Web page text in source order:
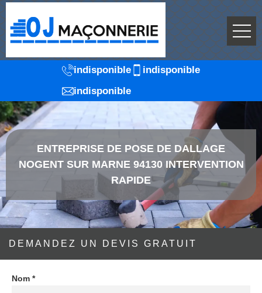
indisponible
indisponible
indisponible
ENTREPRISE DE POSE DE DALLAGE
NOGENT SUR MARNE 94130 INTERVENTION
RAPIDE
DEMANDEZ UN DEVIS GRATUIT
Nom *